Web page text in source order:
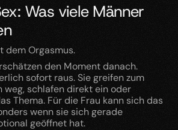
Was viele Männer
dem Orgasmus.
den Moment danach.
sofort raus. Sie greifen zum
weg, schlafen direkt ein oder
Thema. Für die Frau kann sich das
wenn sie sich gerade
geöffnet hat.